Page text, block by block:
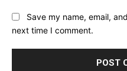
Save my name, email,
next time I comment.